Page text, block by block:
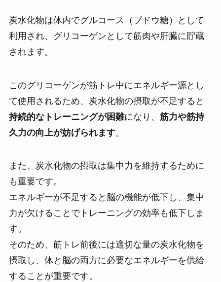
炭水化物は体内でグルコース（ブドウ糖）として
利用され、グリコーゲンとして筋肉や肝臓に貯蔵
されます。
このグリコーゲンが筋トレ中にエネルギー源とし
て使用されるため、炭水化物の摂取が不足すると
持続的なトレーニングが困難になり、 筋力や筋持
久力の向上が妨げられます。
また、炭水化物の摂取は集中力を維持するために
も重要です。
エネルギーが不足すると脳の機能が低下し、集中
力が欠けることでトレーニングの効率も低下しま
す。
そのため、筋トレ前後には適切な量の炭水化物を
摂取し、体と脳の両方に必要なエネルギーを供給
することが重要です。